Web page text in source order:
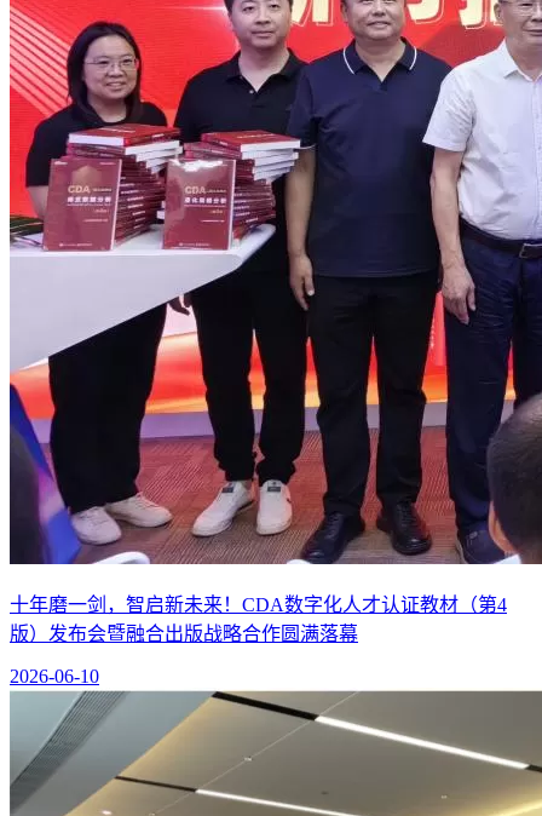
十年磨一剑，智启新未来！CDA数字化人才认证教材（第4
版）发布会暨融合出版战略合作圆满落幕
2026-06-10